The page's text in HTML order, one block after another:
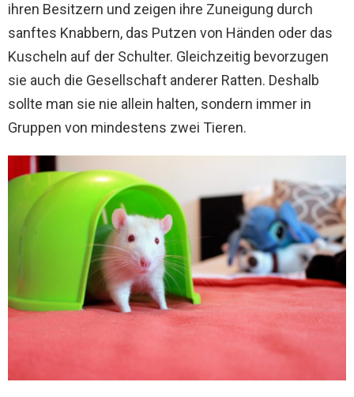
ihren Besitzern und zeigen ihre Zuneigung durch
sanftes Knabbern, das Putzen von Händen oder das
Kuscheln auf der Schulter. Gleichzeitig bevorzugen
sie auch die Gesellschaft anderer Ratten. Deshalb
sollte man sie nie allein halten, sondern immer in
Gruppen von mindestens zwei Tieren.